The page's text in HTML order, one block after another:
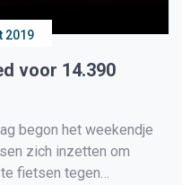
2019
voor 14.390
begon het weekendje
zich inzetten om
fietsen tegen